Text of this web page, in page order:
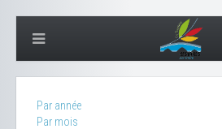
Par année
Par mois